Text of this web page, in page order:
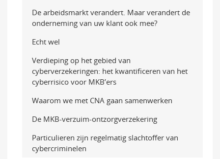
De arbeidsmarkt verandert. Maar verandert de
onderneming van uw klant ook mee?
Echt wel
Verdieping op het gebied van
cyberverzekeringen: het kwantificeren van het
cyberrisico voor MKB’ers
Waarom we met CNA gaan samenwerken
De MKB-verzuim-ontzorgverzekering
Particulieren zijn regelmatig slachtoffer van
cybercriminelen